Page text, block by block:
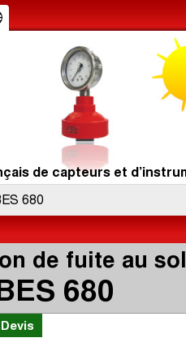
de capteurs et
680
de fuite au sol
BES 680